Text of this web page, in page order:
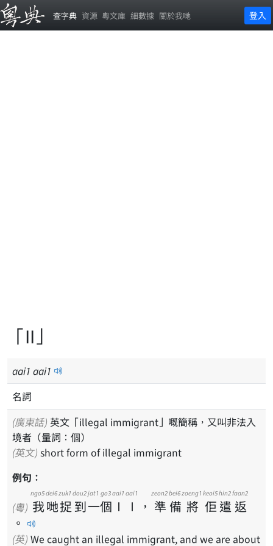
查字典 資源 粵文庫 細數據 關於我哋 登入
「II」
aai1 aai1
名詞
(廣東話)
境者（量詞：個）
(英文) short form of illegal immigrant
例句：
(粵) 我
ngo5
哋
dei6
捉
zuk1
到
dou2
一
jat1
個
go3
ＩＩ
aai1 aai1
， 準
zeon2
備
bei6
將
zoeng1
佢
keoi5
遣
hin2
返
faan2
。
(英) We caught an illegal immigrant, and we are about